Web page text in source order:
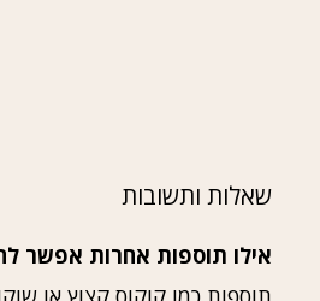
שאלות ותשובות
אילו תוספות אחרות אפשר